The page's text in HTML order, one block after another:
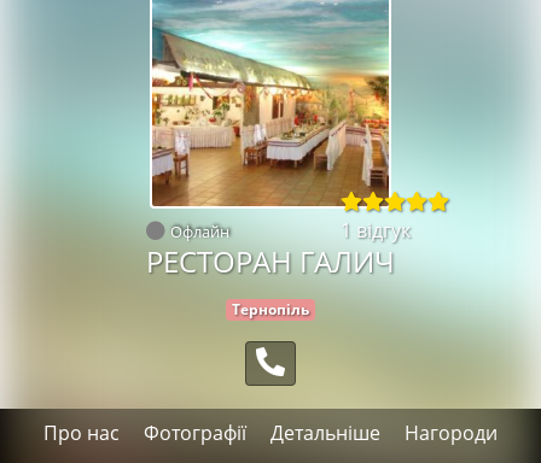
Офлайн 1 відгук
РЕСТОРАН ГАЛИЧ
Тернопіль
Про нас Фотографії Детальніше
Нагороди